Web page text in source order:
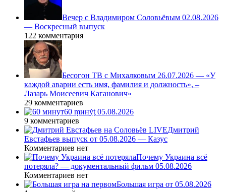
Вечер с Владимиром Соловьёвым 02.08.2026
— Воскресный выпуск
122 комментария
Бесогон ТВ с Михалковым 26.07.2026 — «У
каждой аварии есть имя, фамилия и должность», –
Лазарь Моисеевич Каганович»
29 комментариев
60 ṃинẏƫ 05.08.2026
9 комментариев
Дмитрий
Евстафьев выпуск от 05.08.2026 — Казус
Комментариев нет
Почему Украина всё
потеряла? — документальный фильм 05.08.2026
Комментариев нет
Большая игра от 05.08.2026